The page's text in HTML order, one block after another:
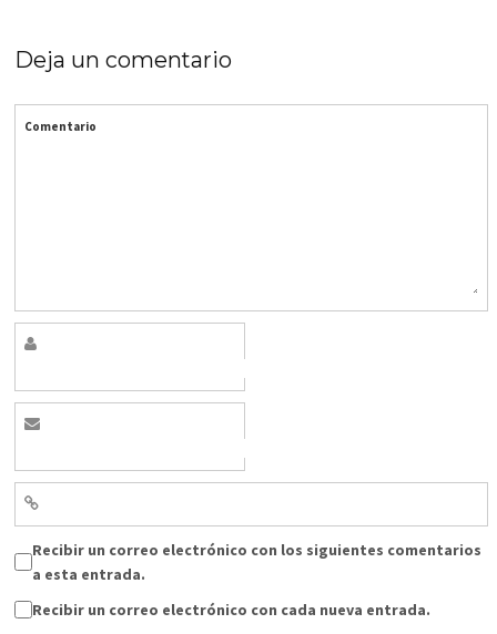
Deja un comentario
Comentario
Recibir un correo electrónico con los siguientes comentarios
a esta entrada.
Recibir un correo electrónico con cada nueva entrada.